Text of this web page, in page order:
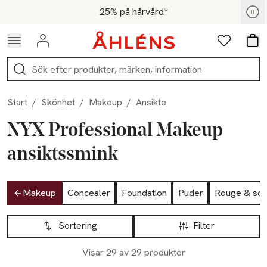
Hoppa till navigationsmenyn25% på hårvård*
För medlemmar - Shoppa nu
Logga in Favoriter
Sök
Start / Skönhet / Makeup / Ansikte
NYX Professional Makeup
ansiktssmink
Hoppa till produktsidan
Makeup Concealer Foundation Puder
Rouge &
Hoppa till produktsidan
Filter
Sortering
Visar 29 av 29 produkter
Lista över produkter